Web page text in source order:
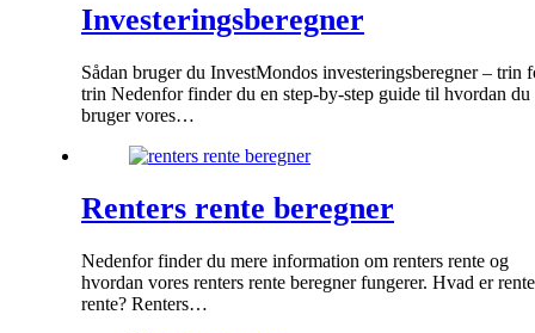
Investeringsberegner
Sådan bruger du InvestMondos investeringsberegner – trin
trin Nedenfor finder du en step-by-step guide til hvordan du
bruger vores…
Renters rente beregner
Nedenfor finder du mere information om renters rente og
hvordan vores renters rente beregner fungerer. Hvad er
rente? Renters…